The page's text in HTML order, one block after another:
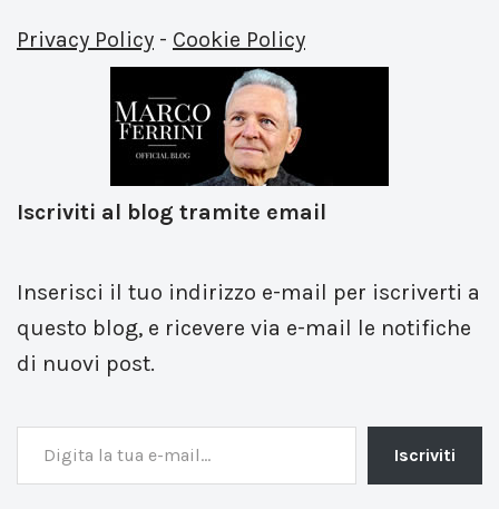
Privacy Policy - Cookie Policy
Iscriviti al blog tramite email
Inserisci il tuo indirizzo e-mail per iscriverti a
questo blog, e ricevere via e-mail le notifiche
di nuovi post.
Iscriviti